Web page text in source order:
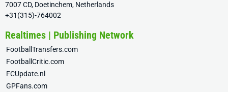
7007 CD, Doetinchem, Netherlands
+31(315)-764002
Realtimes | Publishing Network
FootballTransfers.com
FootballCritic.com
FCUpdate.nl
GPFans.com